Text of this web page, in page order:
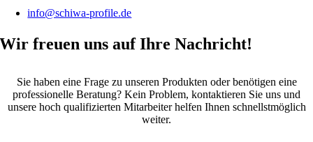
info@schiwa-profile.de
Wir freuen uns auf Ihre Nachricht!
Sie haben eine Frage zu unseren Produkten oder benötigen eine
professionelle Beratung? Kein Problem, kontaktieren Sie uns und
unsere hoch qualifizierten Mitarbeiter helfen Ihnen schnellstmöglich
weiter.